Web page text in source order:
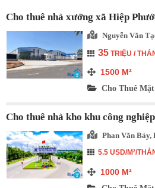
Cho thuê nhà xưởng xã Hiệp
Nguyễn Văn
35 TRIỆU /
1500 M²
Cho Thuê
Cho thuê nhà kho khu công
Phan Văn Bảy,
5.5 USD/M²/
1000 M²